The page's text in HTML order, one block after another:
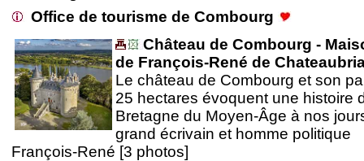
Office de tourisme de Combourg
Château de Combourg -
de François-René de
Le château de Combourg et son
25 hectares évoquent une histoire
Bretagne du Moyen-Âge à nos
grand écrivain et homme politique
François-René [3 photos]